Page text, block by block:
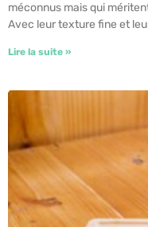
méconnus mais qui
Avec leur texture fine et
Lire la suite »